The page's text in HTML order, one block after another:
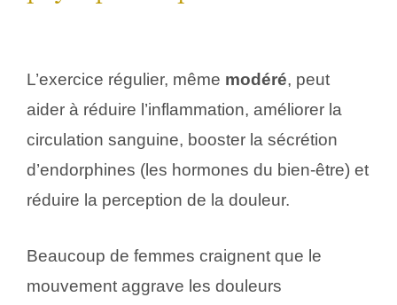
L’exercice régulier, même modéré, peut
aider à réduire l’inflammation, améliorer la
circulation sanguine, booster la sécrétion
d’endorphines (les hormones du bien‑être) et
réduire la perception de la douleur.
Beaucoup de femmes craignent que le
mouvement aggrave les douleurs